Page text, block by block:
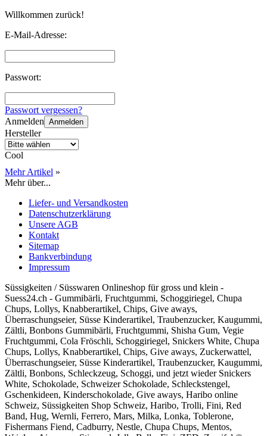
Willkommen zurück!
E-Mail-Adresse:
Passwort:
Passwort vergessen?
Anmelden Anmelden
Hersteller
Cool
Mehr Artikel »
Mehr über...
Liefer- und Versandkosten
Datenschutzerklärung
Unsere AGB
Kontakt
Sitemap
Bankverbindung
Impressum
Süssigkeiten / Süsswaren Onlineshop für gross und klein -
Suess24.ch - Gummibärli, Fruchtgummi, Schoggiriegel, Chupa
Chups, Lollys, Knabberartikel, Chips, Give aways,
Überraschungseier, Süsse Kinderartikel, Traubenzucker, Kaugummi,
Zältli, Bonbons Gummibärli, Fruchtgummi, Shisha Gum, Vegie
Fruchtgummi, Cola Fröschli, Schoggiriegel, Snickers White, Chupa
Chups, Lollys, Knabberartikel, Chips, Give aways, Zuckerwattel,
Überraschungseier, Süsse Kinderartikel, Traubenzucker, Kaugummi,
Zältli, Bonbons, Schleckzeug, Schoggi, und jetzt wieder Snickers
White, Schokolade, Schweizer Schokolade, Schleckstengel,
Gschenkideen, Kinderschokolade, Give aways, Haribo online
Schweiz, Süssigkeiten Shop Schweiz, Haribo, Trolli, Fini, Red
Band, Hug, Wernli, Ferrero, Mars, Milka, Lonka, Toblerone,
Fishermans Fiend, Cadburry, Nestle, Chupa Chups, Mentos,